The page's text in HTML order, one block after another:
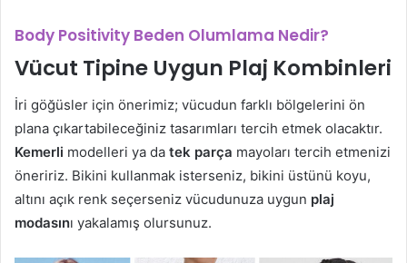
Body Positivity Beden Olumlama Nedir?
Vücut Tipine Uygun Plaj Kombinleri
İri göğüsler için önerimiz; vücudun farklı bölgelerini ön
plana çıkartabileceğiniz tasarımları tercih etmek olacaktır.
Kemerli modelleri ya da tek parça mayoları tercih etmenizi
öneririz. Bikini kullanmak isterseniz, bikini üstünü koyu,
altını açık renk seçerseniz vücudunuza uygun plaj
modasını yakalamış olursunuz.